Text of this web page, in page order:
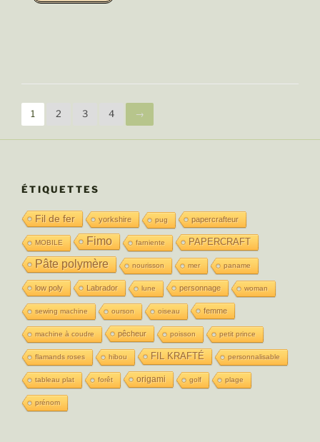
1 2 3 4 →
ÉTIQUETTES
Fil de fer yorkshire pug papercrafteur
MOBILE Fimo farniente PAPERCRAFT
Pâte polymère nourisson mer paname
low poly Labrador lune personnage woman
sewing machine ourson oiseau femme
machine à coudre pêcheur poisson petit prince
flamands roses hibou FIL KRAFTÉ personnalisable
tableau plat forêt origami golf plage
prénom